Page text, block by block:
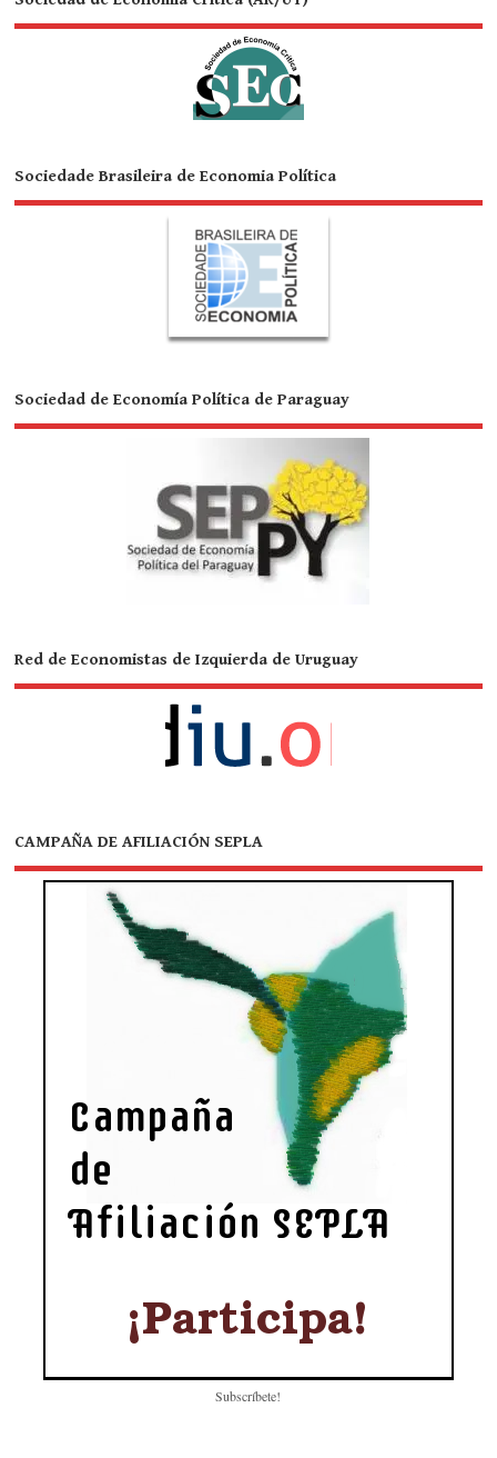
Sociedade Brasileira de Economia Política
Sociedad de Economía Política de Paraguay
Red de Economistas de Izquierda de Uruguay
CAMPAÑA DE AFILIACIÓN SEPLA
Subscríbete!